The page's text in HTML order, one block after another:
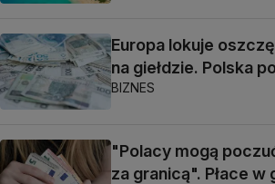
Europa lokuje
na giełdzie. Polska
BIZNES
"Polacy mogą
za granicą". Płace w